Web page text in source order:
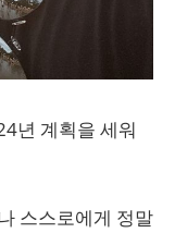
년 계획을 세워
스스로에게 정말